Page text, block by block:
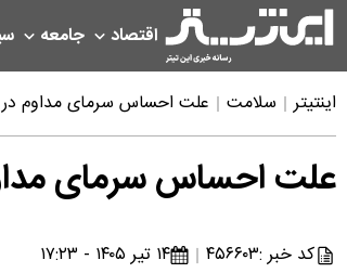
اقتصاد جامعه
اینتیتر سلامت علت احساس سرمای مداوم
علت احساس سرمای
کد خبر :۴۵۶۶۰۳ ۱۴ تیر ۱۴۰۵ - ۱۷:۲۳